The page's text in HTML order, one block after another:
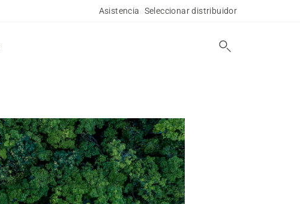
Asistencia Seleccionar distribuidor